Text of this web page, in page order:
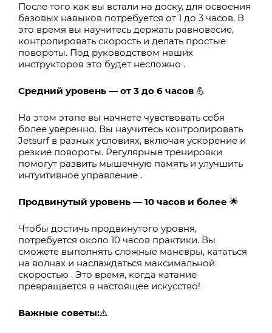
После того как вы встали на доску, для освоения
базовых навыков потребуется от 1 до 3 часов. В
это время вы научитесь держать равновесие,
контролировать скорость и делать простые
повороты. Под руководством наших
инструкторов это будет несложно .
Средний уровень — от 3 до 6 часов 💪
На этом этапе вы начнете чувствовать себя
более уверенно. Вы научитесь контролировать
Jetsurf в разных условиях, включая ускорение и
резкие повороты. Регулярные тренировки
помогут развить мышечную память и улучшить
интуитивное управление .
Продвинутый уровень — 10 часов и более 🌟
Чтобы достичь продвинутого уровня,
потребуется около 10 часов практики. Вы
сможете выполнять сложные маневры, кататься
на волнах и наслаждаться максимальной
скоростью . Это время, когда катание
превращается в настоящее искусство!
Важные советы:⚠️